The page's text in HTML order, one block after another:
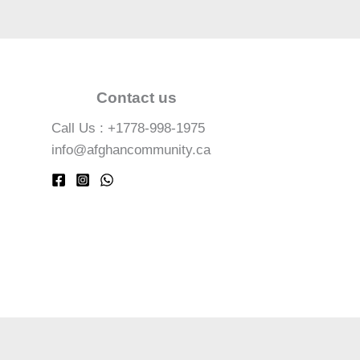
Contact us
Call Us : +1778-998-1975
info@afghancommunity.ca